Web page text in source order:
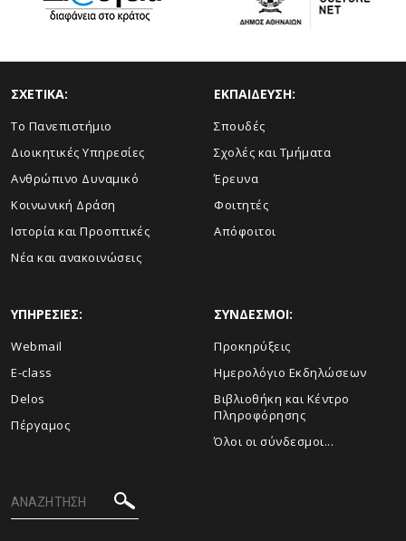
ΣΧΕΤΙΚΑ:
Το Πανεπιστήμιο
Διοικητικές Υπηρεσίες
Ανθρώπινο Δυναμικό
Κοινωνική Δράση
Ιστορία και Προοπτικές
Νέα και ανακοινώσεις
ΕΚΠΑΙΔΕΥΣΗ:
Σπουδές
Σχολές και Τμήματα
Έρευνα
Φοιτητές
Απόφοιτοι
ΥΠΗΡΕΣΙΕΣ:
Webmail
E-class
Delos
Πέργαμος
ΣΥΝΔΕΣΜΟΙ:
Προκηρύξεις
Ημερολόγιο Εκδηλώσεων
Βιβλιοθήκη και Κέντρο
Πληροφόρησης
Όλοι οι σύνδεσμοι...